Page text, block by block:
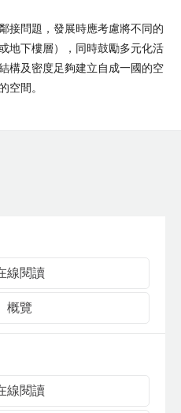
接問題，發展時應考慮將不同的
地下樓層），同時鼓勵多元化活
構及密度足夠建立自成一國的空
空間。
線閱讀
概覽
線閱讀